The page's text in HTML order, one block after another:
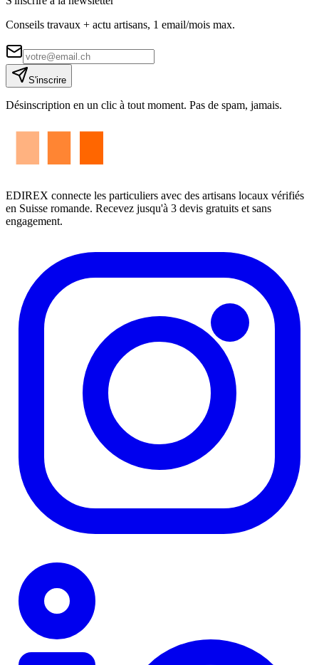
Conseils travaux + actu artisans, 1 email/mois max.
S'inscrire
Désinscription en un clic à tout moment. Pas de spam, jamais.
EDIREX connecte les particuliers avec des artisans locaux vérifiés
en Suisse romande. Recevez jusqu'à 3 devis gratuits et sans
engagement.